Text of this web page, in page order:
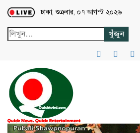
Loading...
ঢাকা, শুক্রবার, ০৭ আগস্ট ২০২৬